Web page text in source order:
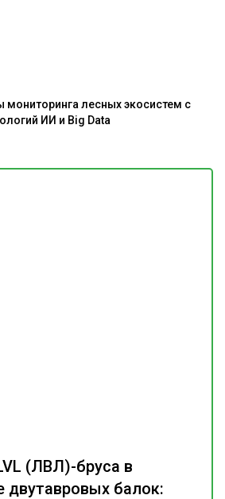
(ЛВЛ)-бруса в
двутавровых балок:
лесных экосистем с
ИИ и Big Data